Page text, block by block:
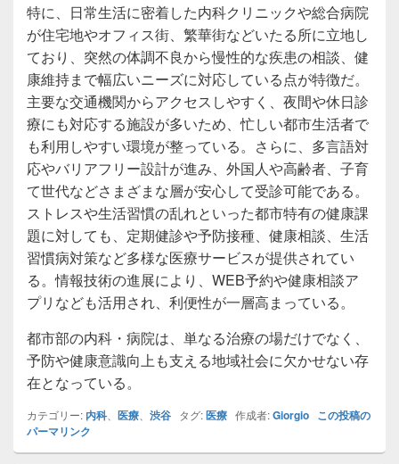
特に、日常生活に密着した内科クリニックや総合病院
が住宅地やオフィス街、繁華街などいたる所に立地し
ており、突然の体調不良から慢性的な疾患の相談、健
康維持まで幅広いニーズに対応している点が特徴だ。
主要な交通機関からアクセスしやすく、夜間や休日診
療にも対応する施設が多いため、忙しい都市生活者で
も利用しやすい環境が整っている。さらに、多言語対
応やバリアフリー設計が進み、外国人や高齢者、子育
て世代などさまざまな層が安心して受診可能である。
ストレスや生活習慣の乱れといった都市特有の健康課
題に対しても、定期健診や予防接種、健康相談、生活
習慣病対策など多様な医療サービスが提供されてい
る。情報技術の進展により、WEB予約や健康相談ア
プリなども活用され、利便性が一層高まっている。
都市部の内科・病院は、単なる治療の場だけでなく、
予防や健康意識向上も支える地域社会に欠かせない存
在となっている。
カテゴリー: 内科、 医療 渋谷 タグ:医療 作成者:Giorgio この投稿の
パーマリンク